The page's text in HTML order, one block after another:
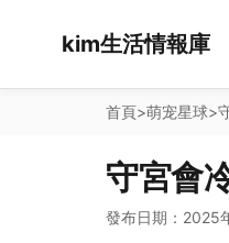
kim生活情報庫
首頁>萌宠星球>
守宮會
發布日期：2025